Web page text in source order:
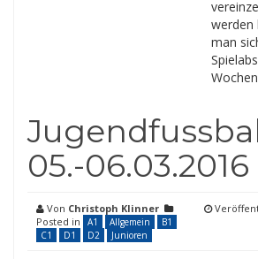
werden
man
05.-06.03.2016
Von Christoph Klinner
Posted in
A1 Allgemein
B1
C1
D1 D2 Junioren